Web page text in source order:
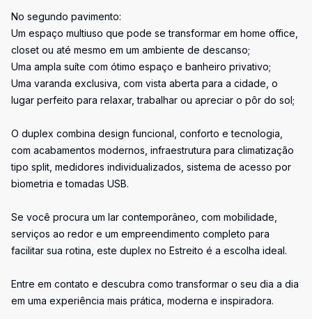
No segundo pavimento:
Um espaço multiuso que pode se transformar em home office,
closet ou até mesmo em um ambiente de descanso;
Uma ampla suíte com ótimo espaço e banheiro privativo;
Uma varanda exclusiva, com vista aberta para a cidade, o
lugar perfeito para relaxar, trabalhar ou apreciar o pôr do sol;
O duplex combina design funcional, conforto e tecnologia,
com acabamentos modernos, infraestrutura para climatização
tipo split, medidores individualizados, sistema de acesso por
biometria e tomadas USB.
Se você procura um lar contemporâneo, com mobilidade,
serviços ao redor e um empreendimento completo para
facilitar sua rotina, este duplex no Estreito é a escolha ideal.
Entre em contato e descubra como transformar o seu dia a dia
em uma experiência mais prática, moderna e inspiradora.